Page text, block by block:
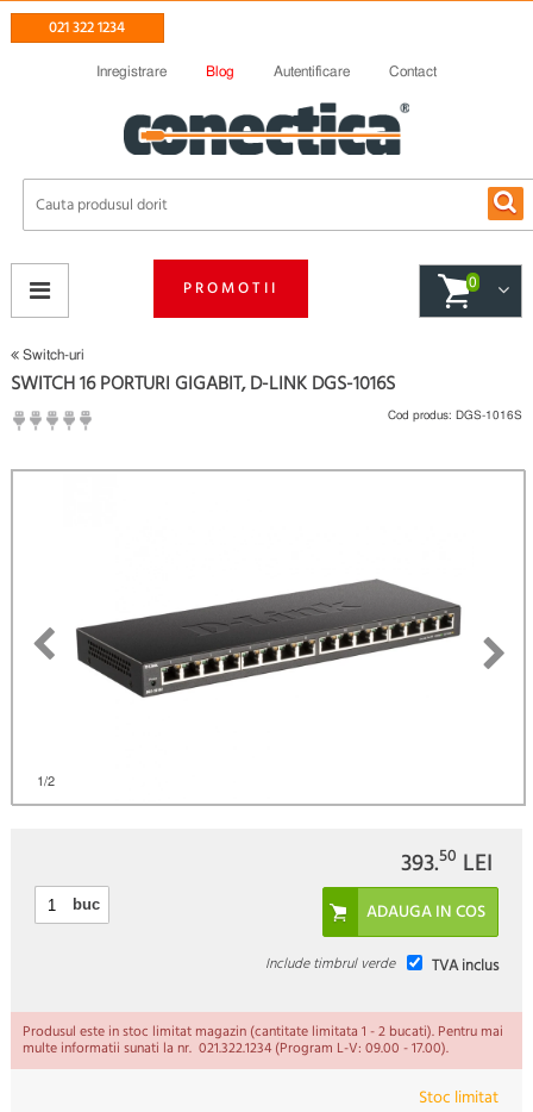
021 322 1234
Inregistrare Blog Autentificare Contact
PROMOTII 0
Switch-uri
1/2
SWITCH 16 PORTURI GIGABIT, D-LINK DGS-1016S
Fii primul care scrie un review
Cod produs: DGS-1016S
393.50 LEI
buc
TVA inclus
Include timbrul verde
Produsul este in stoc limitat magazin (cantitate limitata 1 - 2 bucati). Pentru mai
multe informatii sunati la nr. 021.322.1234 (Program L-V: 09.00 - 17.00).
Stoc limitat